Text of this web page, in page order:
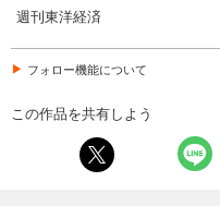
あらすじを表示する
週刊東洋経済
週刊東洋経済
フォロー機能について
この作品を共有しよう